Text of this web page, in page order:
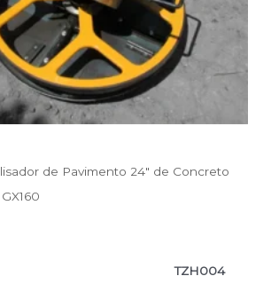
de Pavimento 24″ de Concreto
TZH004